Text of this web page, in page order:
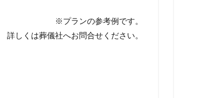
※プランの参考例です。
詳しくは葬儀社へお問合せください。